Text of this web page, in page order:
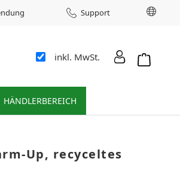
Support
inkl. MwSt.
HÄNDLERBEREICH
Up, recyceltes